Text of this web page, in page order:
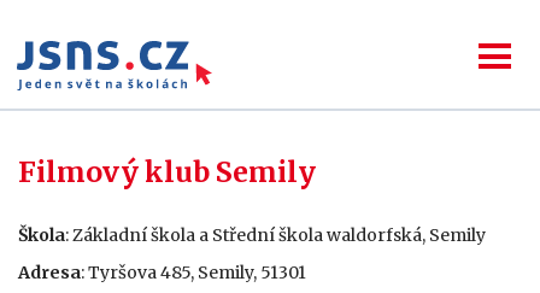
Filmový klub Semily
Škola: Základní škola a Střední škola waldorfská, Semily
Adresa: Tyršova 485, Semily, 51301